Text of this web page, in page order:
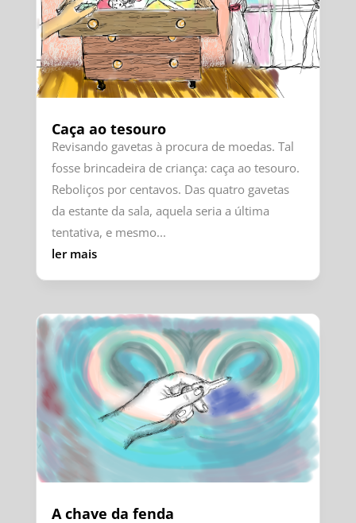
Caça ao tesouro
Revisando gavetas à procura de moedas. Tal
fosse brincadeira de criança: caça ao tesouro.
Reboliços por centavos. Das quatro gavetas
da estante da sala, aquela seria a última
tentativa, e mesmo...
ler mais
A chave da fenda